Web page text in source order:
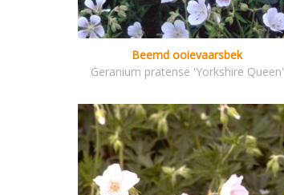
Beemd ooievaarsbek
Geranium pratense 'Yorkshire Queen'